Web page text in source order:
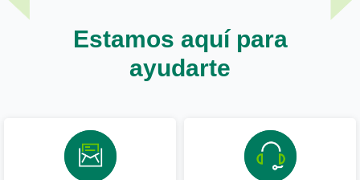
Estamos aquí para
ayudarte